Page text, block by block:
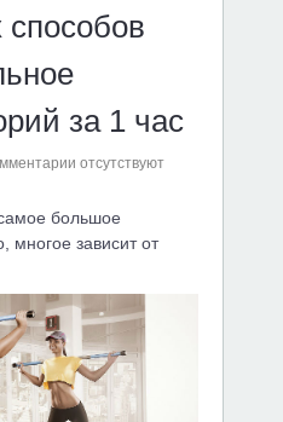
способов
за 1 час
отсутствуют
большое
многое зависит от